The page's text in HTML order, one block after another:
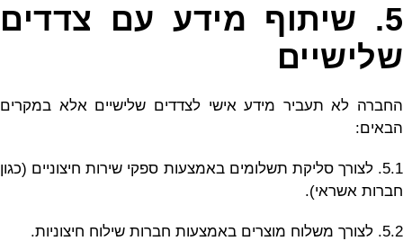
5. שיתוף מידע עם צדדים
שלישיים
החברה לא תעביר מידע אישי לצדדים שלישיים אלא במקרים
הבאים:
5.1. לצורך סליקת תשלומים באמצעות ספקי שירות חיצוניים (כגון
חברות אשראי).
5.2. לצורך משלוח מוצרים באמצעות חברות שילוח חיצוניות.